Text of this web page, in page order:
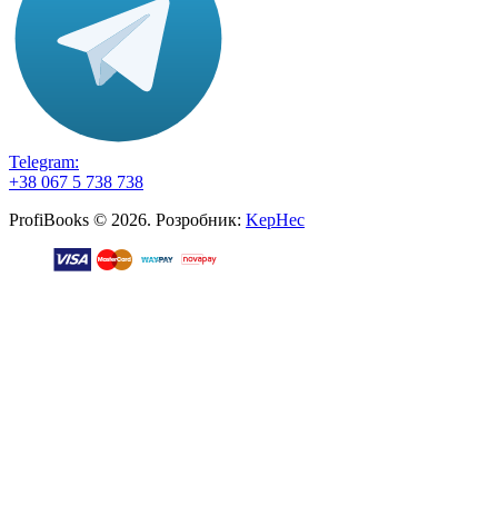
Telegram:
+38 067 5 738 738
ProfiBooks © 2026. Розробник: KepHec